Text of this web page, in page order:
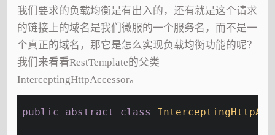
我们要求的负载均衡是有出入的，还有就是这个请求
的链接上的域名是我们微服的一个服务名，而不是一
个真正的域名，那它是怎么实现负载均衡功能的呢？
我们来看看RestTemplate的父类
InterceptingHttpAccessor。
public abstract class